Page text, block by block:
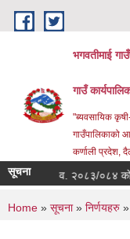
Skip to main content
भगवतीमाई
गाउँ
"ब्यवसायिक
गाउँपालिकाको
कर्णाली प्रदेश,
सूचना
विषयः आ.व. २०८३/०८४ को
You are
Home » सूचना» निर्णयहरु »